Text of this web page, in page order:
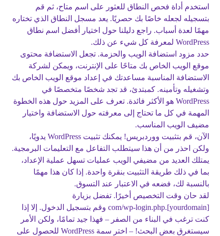
استخدم أداة فحص النطاق للعثور على اسم متاح، ثم قم
بتسجيله لجعله خاصًا بك حصريًا. يعد مسجل النطاق الذي تختاره
مهمًا لعدة أسباب. راجع دليلنا حول اختيار أفضل اسم نطاق
WordPress لمعرفة كل شيء عن ذلك.
حدد مزود استضافة الويب والحزمة. تجعل الاستضافة محتوى
موقع الويب الخاص بك متاحًا على الإنترنت، ويمكن لشركة
الاستضافة المناسبة مساعدتك في إعداد موقع الويب الخاص بك
وتشغيله وتأمينه. كمبتدئ، قد تجد شخصًا متخصصًا في
WordPress هو الأكثر فائدة. تعرف على المزيد حول هذه الخطوة
المهمة في كل ما تحتاج إلى معرفته حول الاستضافة واختيار
مضيف الويب المناسب.
الآن، قم بتثبيت ووردبريس! يمكنك تثبيت WordPress يدويًا،
ولكن احذر من أن هذا سيتطلب التفاعل مع التعليمات البرمجية.
يمتلك العديد من مضيفي الويب عمليات تسهل عملية الإعداد،
بما في ذلك طريقة التثبيت بنقرة واحدة. إذا كان هذا مهمًا
بالنسبة لك، فضعه في الاعتبار عند التسوق.
لقد حان وقت التخصيص أخيرًا. تفضل بزيارة
[yourdomain].com/wp-login.php وقم بتسجيل الدخول. إلا إذا
كنت ترغب في البناء من الصفر – فهذا جيد تمامًا، ولكن الأمر
سيستغرق بعض البحث! – اختر سمة WordPress للحصول على